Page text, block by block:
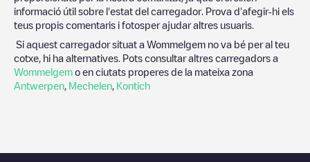
informació útil sobre l'estat del carregador. Prova d'afegir-hi els
teus propis comentaris i fotosper ajudar altres usuaris.
Si aquest carregador situat a Wommelgem no va bé per al teu
cotxe, hi ha alternatives. Pots consultar altres carregadors a
Wommelgem o en ciutats properes de la mateixa zona
Antwerpen Mechelen Kontich